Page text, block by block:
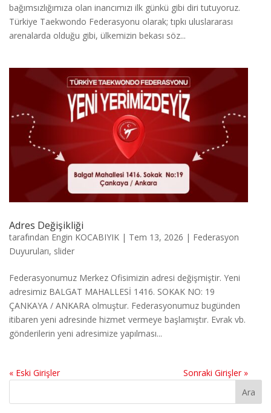
bağımsızlığımıza olan inancımızı ilk günkü gibi diri tutuyoruz.
Türkiye Taekwondo Federasyonu olarak; tıpkı uluslararası
arenalarda olduğu gibi, ülkemizin bekası söz...
Adres Değişikliği
tarafından Engin KOCABIYIK | Tem 13, 2026 | Federasyon
Duyuruları, slider
Federasyonumuz Merkez Ofisimizin adresi değişmiştir. Yeni
adresimiz BALGAT MAHALLESİ 1416. SOKAK NO: 19
ÇANKAYA / ANKARA olmuştur. Federasyonumuz bugünden
itibaren yeni adresinde hizmet vermeye başlamıştır. Evrak vb.
gönderilerin yeni adresimize yapılması...
« Eski Girişler Sonraki Girişler »